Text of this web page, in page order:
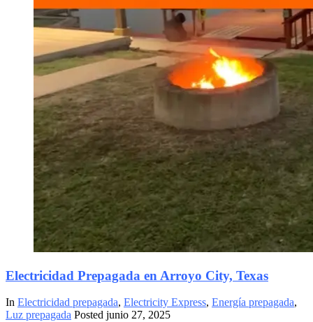
Electricidad Prepagada en Arroyo City, Texas
In Electricidad prepagada, Electricity Express, Energía prepagada,
Luz prepagada Posted junio 27, 2025